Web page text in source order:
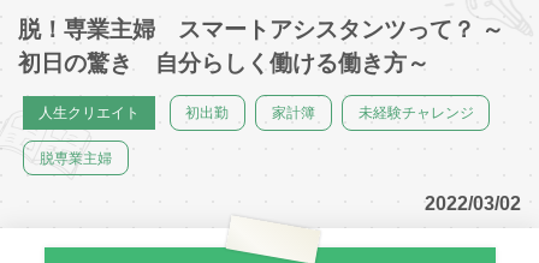
脱！専業主婦 スマートアシスタンツって？ ～
初日の驚き 自分らしく働ける働き方～
人生クリエイト 初出勤 家計簿 未経験チャレンジ
脱専業主婦
2022/03/02